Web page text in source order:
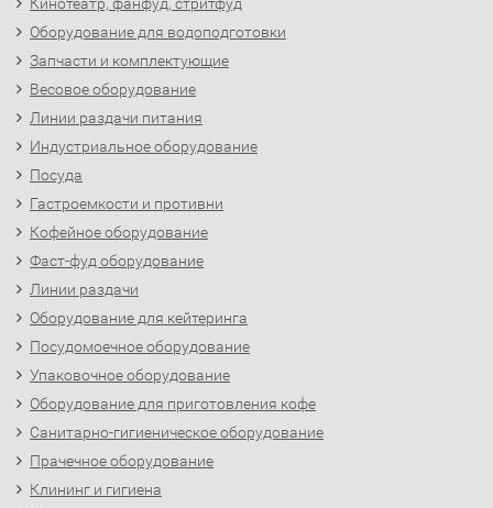
Оборудование для водоподготовки
Запчасти и комплектующие
Весовое оборудование
Линии раздачи питания
Индустриальное оборудование
Посуда
Гастроемкости и противни
Кофейное оборудование
Фаст-фуд оборудование
Линии раздачи
Оборудование для кейтеринга
Посудомоечное оборудование
Упаковочное оборудование
Оборудование для приготовления кофе
Санитарно-гигиеническое оборудование
Прачечное оборудование
Клининг и гигиена